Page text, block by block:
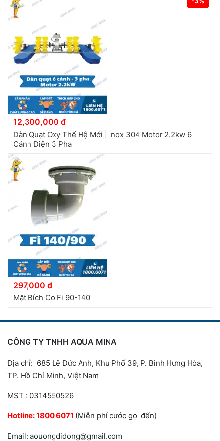
12,300,000 đ
Dàn Quạt Oxy Thế Hệ Mới | Inox 304 Motor 2.2kw 6
Cánh Điện 3 Pha
297,000 đ
Mặt Bích Co Fi 90-140
CÔNG TY TNHH AQUA MINA
Địa chỉ: 685 Lê Đức Anh, Khu Phố 39, P. Bình Hưng Hòa,
TP. Hồ Chí Minh, Việt Nam
MST : 0314550526
Hotline:1800 6071 (Miễn phí cước gọi đến)
Email: aouongdidong@gmail.com